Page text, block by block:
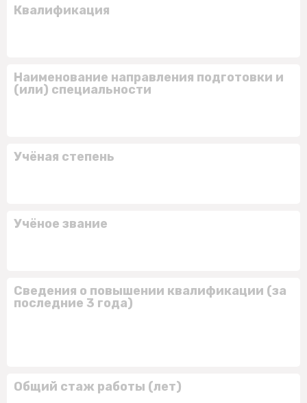
Квалификация
Наименование направления подготовки и
(или) специальности
Учёная степень
Учёное звание
Сведения о повышении квалификации (за
последние 3 года)
Общий стаж работы (лет)